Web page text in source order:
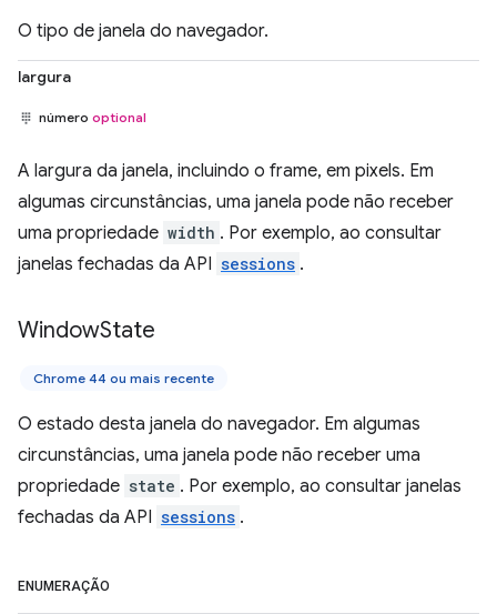
O tipo de janela do navegador.
largura
número optional
A largura da janela, incluindo o frame, em pixels. Em
algumas circunstâncias, uma janela pode não receber
uma propriedade width . Por exemplo, ao consultar
janelas fechadas da API sessions .
WindowState
Chrome 44 ou mais recente
O estado desta janela do navegador. Em algumas
circunstâncias, uma janela pode não receber uma
propriedade state . Por exemplo, ao consultar janelas
fechadas da API sessions .
ENUMERAÇÃO